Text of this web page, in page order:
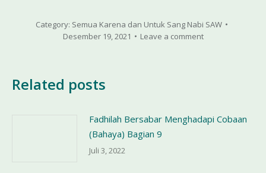
Category: Semua Karena dan Untuk Sang Nabi SAW
Desember 19, 2021
Leave a comment
Related posts
Fadhilah Bersabar Menghadapi Cobaan
(Bahaya) Bagian 9
Juli 3, 2022